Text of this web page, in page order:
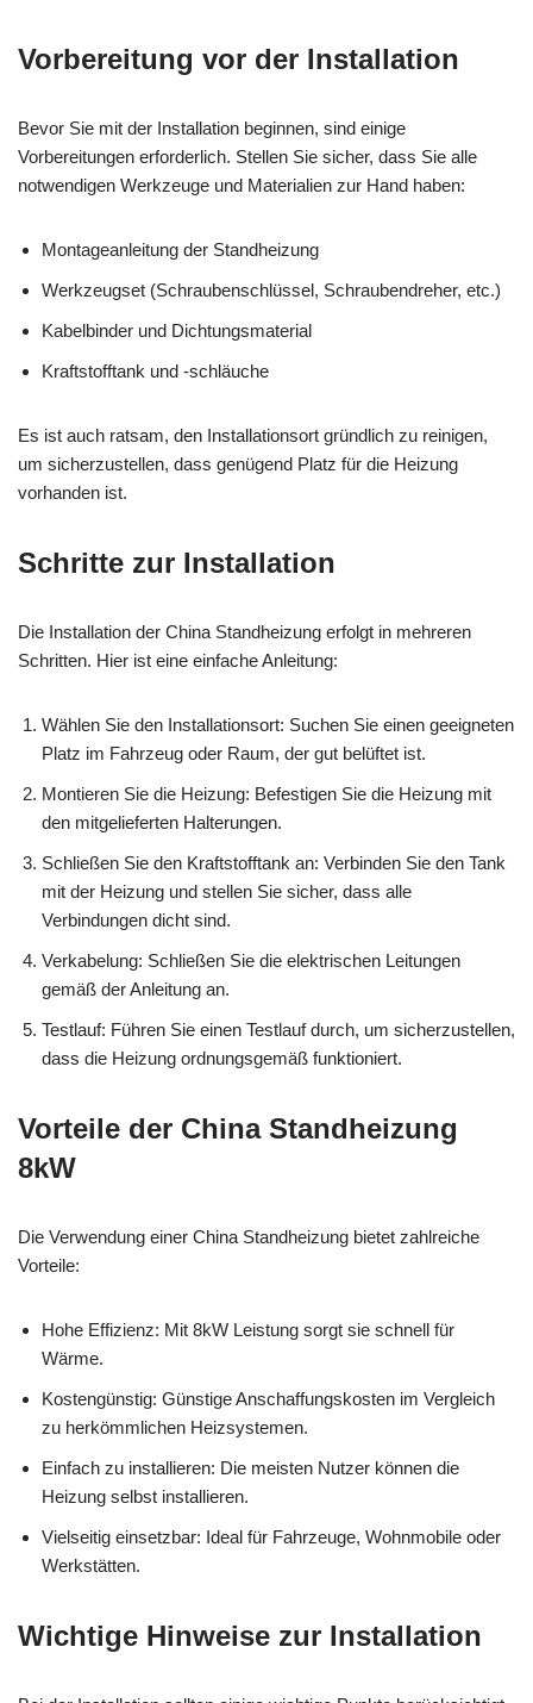
Vorbereitung vor der Installation
Bevor Sie mit der Installation beginnen, sind einige
Vorbereitungen erforderlich. Stellen Sie sicher, dass Sie alle
notwendigen Werkzeuge und Materialien zur Hand haben:
Montageanleitung der Standheizung
Werkzeugset (Schraubenschlüssel, Schraubendreher, etc.)
Kabelbinder und Dichtungsmaterial
Kraftstofftank und -schläuche
Es ist auch ratsam, den Installationsort gründlich zu reinigen,
um sicherzustellen, dass genügend Platz für die Heizung
vorhanden ist.
Schritte zur Installation
Die Installation der China Standheizung erfolgt in mehreren
Schritten. Hier ist eine einfache Anleitung:
Wählen Sie den Installationsort: Suchen Sie einen geeigneten
Platz im Fahrzeug oder Raum, der gut belüftet ist.
Montieren Sie die Heizung: Befestigen Sie die Heizung mit
den mitgelieferten Halterungen.
Schließen Sie den Kraftstofftank an: Verbinden Sie den Tank
mit der Heizung und stellen Sie sicher, dass alle
Verbindungen dicht sind.
Verkabelung: Schließen Sie die elektrischen Leitungen
gemäß der Anleitung an.
Testlauf: Führen Sie einen Testlauf durch, um sicherzustellen,
dass die Heizung ordnungsgemäß funktioniert.
Vorteile der China Standheizung
8kW
Die Verwendung einer China Standheizung bietet zahlreiche
Vorteile:
Hohe Effizienz: Mit 8kW Leistung sorgt sie schnell für
Wärme.
Kostengünstig: Günstige Anschaffungskosten im Vergleich
zu herkömmlichen Heizsystemen.
Einfach zu installieren: Die meisten Nutzer können die
Heizung selbst installieren.
Vielseitig einsetzbar: Ideal für Fahrzeuge, Wohnmobile oder
Werkstätten.
Wichtige Hinweise zur Installation